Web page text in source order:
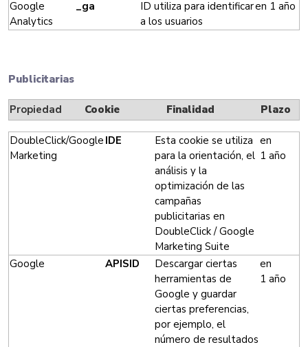
Google
Analytics
_ga
ID utiliza para identificar
a los usuarios
en 1 año
Publicitarias
Propiedad Cookie Finalidad Plazo
DoubleClick/Google
Marketing
IDE
Esta cookie se utiliza
para la orientación, el
análisis y la
optimización de las
campañas
publicitarias en
DoubleClick / Google
Marketing Suite
en
1 año
Google APISID
Descargar ciertas
herramientas de
Google y guardar
ciertas preferencias,
por ejemplo, el
número de resultados
en
1 año